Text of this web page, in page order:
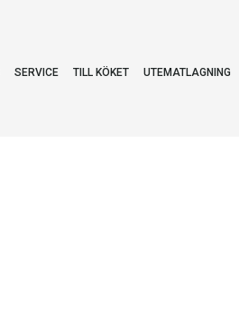
SERVICE TILL KÖKET UTEMATLAGNING